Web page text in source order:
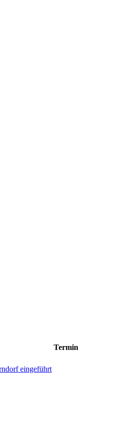
Termin
eingeführt